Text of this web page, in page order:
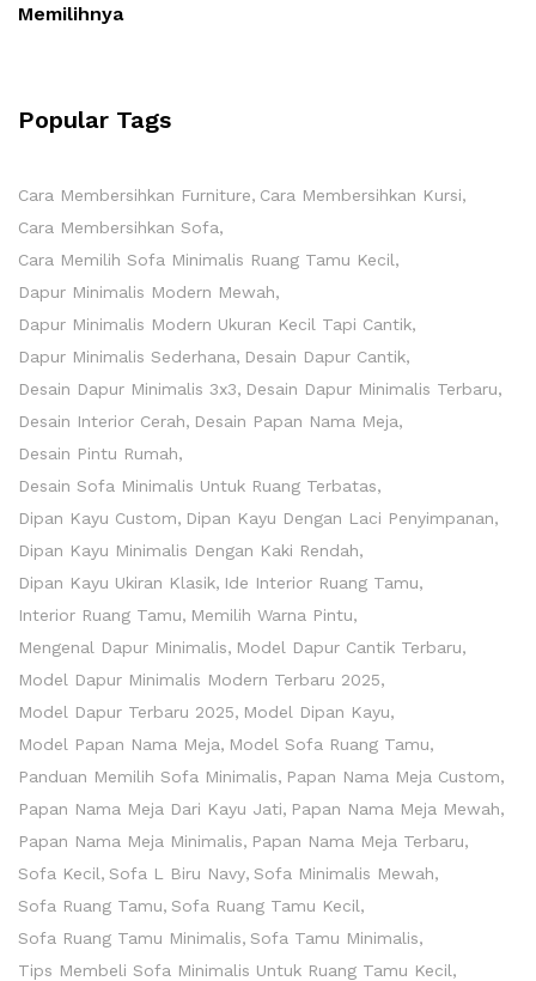
Memilihnya
Popular Tags
Cara Membersihkan Furniture Cara Membersihkan Kursi
Cara Membersihkan Sofa
Cara Memilih Sofa Minimalis Ruang Tamu Kecil
Dapur Minimalis Modern Mewah
Dapur Minimalis Modern Ukuran Kecil Tapi Cantik
Dapur Minimalis Sederhana
Desain Dapur Cantik
Desain Dapur Minimalis 3x3
Desain Dapur Minimalis Terbaru
Desain Interior Cerah
Desain Papan Nama Meja
Desain Pintu Rumah
Desain Sofa Minimalis Untuk Ruang Terbatas
Dipan Kayu Custom
Dipan Kayu Dengan Laci Penyimpanan
Dipan Kayu Minimalis Dengan Kaki Rendah
Dipan Kayu Ukiran Klasik Ide Interior Ruang Tamu
Interior Ruang Tamu
Memilih Warna Pintu
Mengenal Dapur Minimalis
Model Dapur Cantik Terbaru
Model Dapur Minimalis Modern Terbaru 2025
Model Dapur Terbaru 2025
Model Dipan Kayu
Model Papan Nama Meja
Model Sofa Ruang Tamu
Panduan Memilih Sofa Minimalis
Papan Nama Meja Custom
Papan Nama Meja Dari Kayu Jati
Papan Nama Meja Mewah
Papan Nama Meja Minimalis
Papan Nama Meja Terbaru
Sofa Kecil Sofa L Biru Navy Sofa Minimalis Mewah
Sofa Ruang Tamu Sofa Ruang Tamu Kecil
Sofa Ruang Tamu Minimalis Sofa Tamu Minimalis
Tips Membeli Sofa Minimalis Untuk Ruang Tamu Kecil